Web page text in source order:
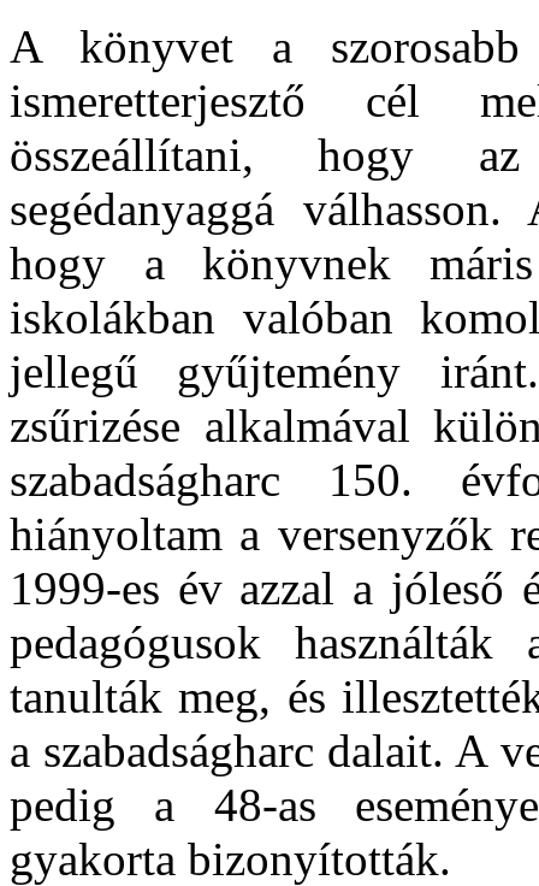
A könyvet a szorosabb
ismeretterjesztő cél
összeállítani, hogy
segédanyaggá
hogy a könyvnek
iskolákban valóban
jellegű gyűjtemény
zsűrizése alkalmával
szabadságharc 150.
hiányoltam a versenyzők
1999-es év azzal a jóleső
pedagógusok
tanulták meg, és
a szabadságharc dalait. A
pedig a 48-as
gyakorta bizonyították.